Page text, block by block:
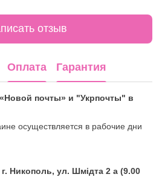
отзыв
Оплата Гарантия
почты» и "Укрпочты" в
осуществляется в рабочие дни
Никополь, ул. Шмідта 2 а (9.00